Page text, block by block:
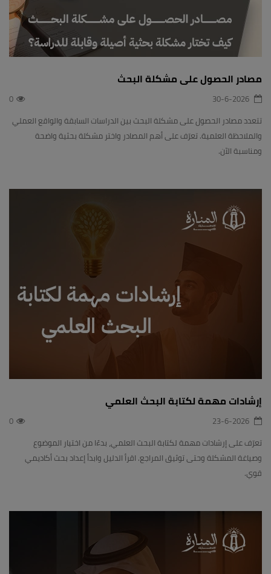
مصادر الحصول على مشكلة البحث
0
تتعدد مصادر الحصول على مشكلة البحث بين الدراسات السابقة والواقع العملي
والملاحظة العلمية. تعرّف على أهم المصادر واختر مشكلة بحثية واضحة
ومناسبة الآن.
إرشادات مهمة لكتابة البحث العلمي
0
تعرّف على إرشادات مهمة لكتابة البحث العلمي، بدءًا من اختيار الموضوع
وصياغة المشكلة وحتى توثيق المراجع. اقرأ الدليل وابدأ إعداد بحث أكاديمي
قوي.